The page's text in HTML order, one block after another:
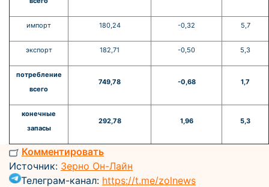
импорт 180,24 -0,32 5,7
экспорт 182,71 -0,50 5,3
потребление
всего
749,78 -0,68 1,7
конечные
запасы
292,78 1,96 5,3
Комментировать
Источник: Зерно Он-Лайн
Телеграм-канал: https://t.me/zolnews